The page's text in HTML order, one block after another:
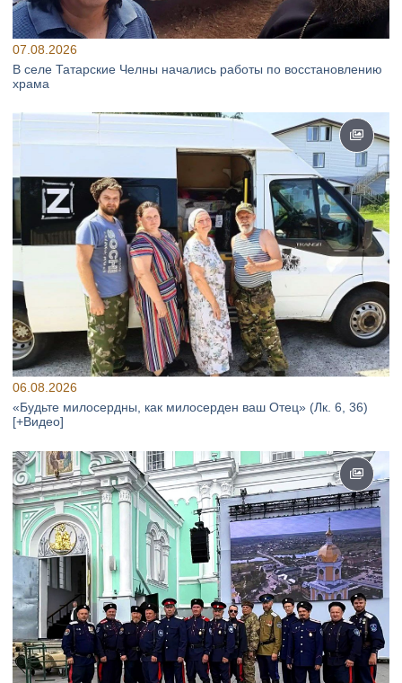
07.08.2026
В селе Татарские Челны начались работы по восстановлению
храма
06.08.2026
«Будьте милосердны, как милосерден ваш Отец» (Лк. 6, 36)
[+Видео]